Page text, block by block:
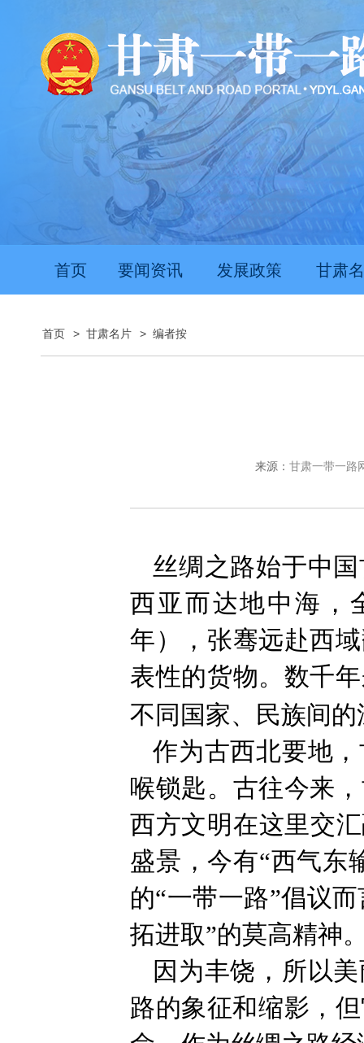
首页 要闻资讯 发展政策 甘肃
首页 > 甘肃名片 > 编者按
来源： 甘肃一带一路
丝绸之路始于中
西亚而达地中海，
年），张骞远赴西
表性的货物。数千
不同国家、民族间
作为古西北要地
喉锁匙。古往今来
西方文明在这里交
盛景，今有“西气东
的“一带一路”倡议
拓进取”的莫高精神
因为丰饶，所以
路的象征和缩影，